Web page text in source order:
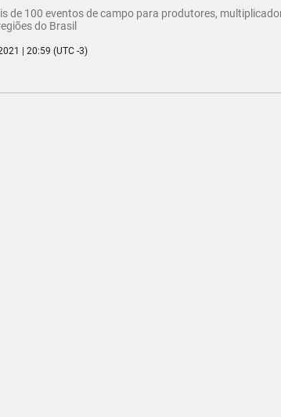
de 100 eventos de campo para produtores,
do Brasil
| 20:59 (UTC -3)